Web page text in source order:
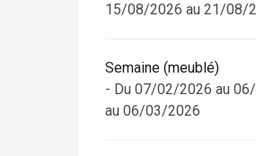
15/08/2026 au 21/08/
Semaine (meublé)
- Du 07/02/2026 au
au 06/03/2026